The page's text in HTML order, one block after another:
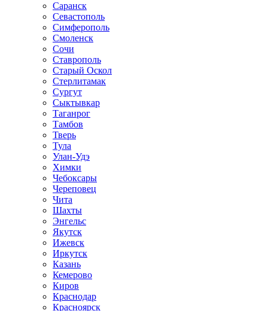
Саранск
Севастополь
Симферополь
Смоленск
Сочи
Ставрополь
Старый Оскол
Стерлитамак
Сургут
Сыктывкар
Таганрог
Тамбов
Тверь
Тула
Улан-Удэ
Химки
Чебоксары
Череповец
Чита
Шахты
Энгельс
Якутск
Ижевск
Иркутск
Казань
Кемерово
Киров
Краснодар
Красноярск